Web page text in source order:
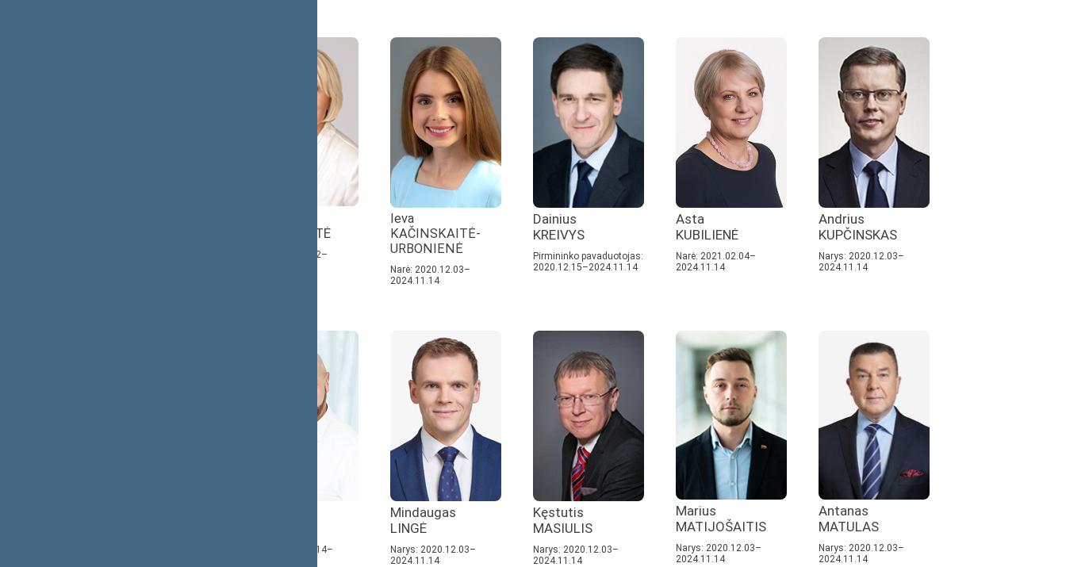
JAKAVONYTĖ
Narė: 2023.01.12–
Ieva
KAČINSKAITĖ-
URBONIENĖ
Narė: 2020.12.03–
2024.11.14
Dainius
KREIVYS
Pirmininko pavaduotojas:
2020.12.15–2024.11.14
Asta
KUBILIENĖ
Narė: 2021.02.04–
2024.11.14
Andrius
KUPČINSKAS
Narys: 2020.12.03–
2024.11.14
Narys: 2020.12.14–
Mindaugas
LINGĖ
Narys: 2020.12.03–
2024.11.14
Kęstutis
MASIULIS
Narys: 2020.12.03–
2024.11.14
Marius
MATIJOŠAITIS
Narys: 2020.12.03–
2024.11.14
Antanas
MATULAS
Narys: 2020.12.03–
2024.11.14